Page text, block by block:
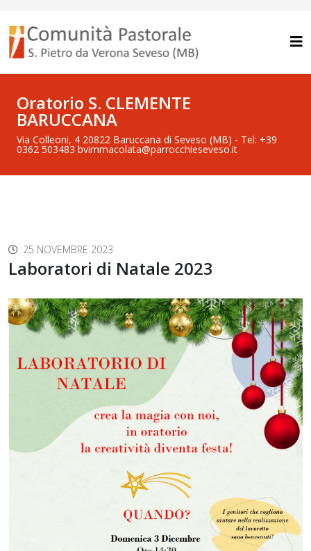
Oratorio S. CLEMENTE
BARUCCANA
Via Colleoni, 4 20822 Baruccana di Seveso (MB) - Tel: +39
0362 503483 bvimmacolata@parrocchieseveso.it
25 NOVEMBRE 2023
Laboratori di Natale 2023